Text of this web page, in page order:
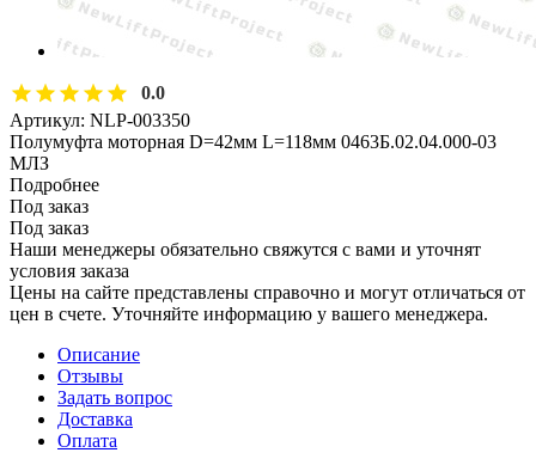
0.0
Артикул: NLP-003350
Полумуфта моторная D=42мм L=118мм 0463Б.02.04.000-03
МЛЗ
Подробнее
Под заказ
Под заказ
Наши менеджеры обязательно свяжутся с вами и уточнят
условия заказа
Цены на сайте представлены справочно и могут отличаться от
цен в счете. Уточняйте информацию у вашего менеджера.
Описание
Отзывы
Задать вопрос
Доставка
Оплата